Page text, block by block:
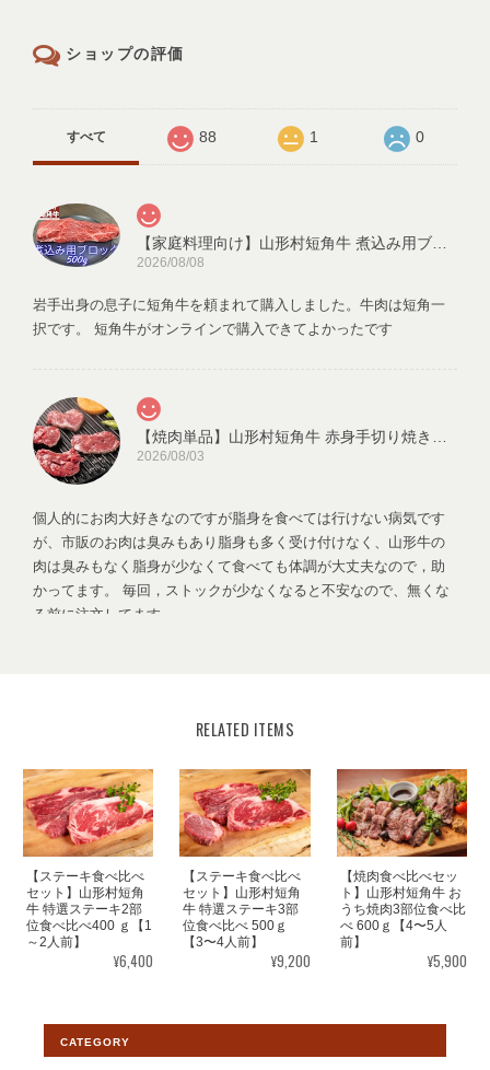
ショップの評価
すべて 88 1 0
【家庭料理向け】山形村短角牛 煮込み用ブロック 500ｇ【3～4人前】
2026/08/08
岩手出身の息子に短角牛を頼まれて購入しました。牛肉は短角一
択です。 短角牛がオンラインで購入できてよかったです
【焼肉単品】山形村短角牛 赤身手切り焼き肉用150ｇ【1～2人前】
2026/08/03
個人的にお肉大好きなのですが脂身を食べては行けない病気です
が、市販のお肉は臭みもあり脂身も多く受け付けなく、山形牛の
肉は臭みもなく脂身が少なくて食べても体調が大丈夫なので，助
かってます。 毎回，ストックが少なくなると不安なので、無くな
る前に注文してます。
りがある為、お客様にはご注文の際にご
す。 今後ともより一層皆様から選ばれる
ショップとして運営して参りますので、
【いわて山形村短角牛】ショップの変わ
らぬご愛顧を賜りますようお願い申し上
げます。
赤身で臭みもなくいつもお塩だけで、アッサリ頂けるし肉の味が
RELATED ITEMS
【ステーキ食べ比べ
セット】山形村短角
牛 特選ステーキ2部
位食べ比べ400 ｇ【1
～2人前】
¥6,400
【ステーキ食べ比べ
セット】山形村短角
牛 特選ステーキ3部
位食べ比べ 500ｇ
【3〜4人前】
¥9,200
【焼肉食べ比べセッ
ト】山形村短角牛 お
うち焼肉3部位食べ比
べ 600ｇ【4〜5人
前】
¥5,900
CATEGORY